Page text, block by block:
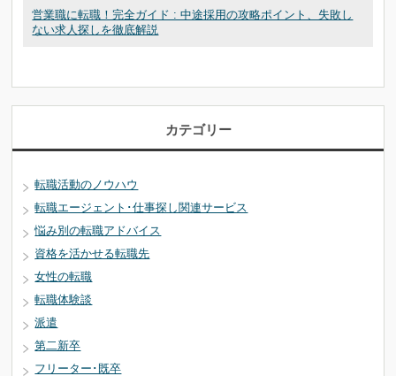
営業職に転職！完全ガイド : 中途採用の攻略ポイント、失敗し
ない求人探しを徹底解説
カテゴリー
転職活動のノウハウ
転職エージェント･仕事探し関連サービス
悩み別の転職アドバイス
資格を活かせる転職先
女性の転職
転職体験談
派遣
第二新卒
フリーター･既卒